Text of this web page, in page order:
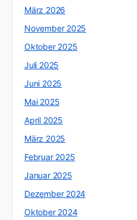
März 2026
November 2025
Oktober 2025
Juli 2025
Juni 2025
Mai 2025
April 2025
März 2025
Februar 2025
Januar 2025
Dezember 2024
Oktober 2024